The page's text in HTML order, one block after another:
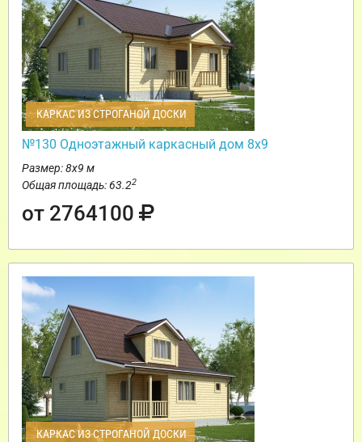
КАРКАС ИЗ СТРОГАНОЙ ДОСКИ
№130 Одноэтажный каркасный дом 8х9
Размер: 8х9 м
Общая площадь: 63.22
от 2764100
КАРКАС ИЗ СТРОГАНОЙ ДОСКИ